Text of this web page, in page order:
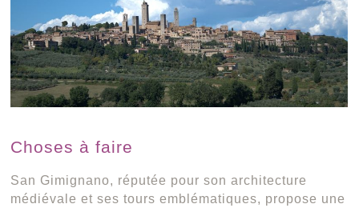
Choses à faire
San Gimignano, réputée pour son architecture
médiévale et ses tours emblématiques, propose une